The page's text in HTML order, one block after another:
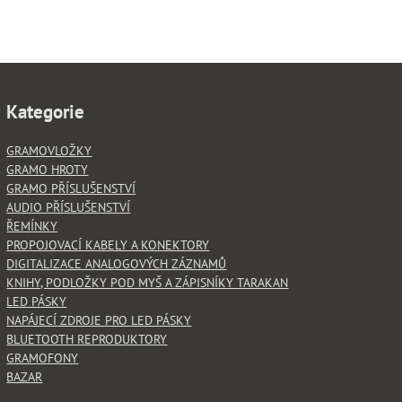
Kategorie
GRAMOVLOŽKY
GRAMO HROTY
GRAMO PŘÍSLUŠENSTVÍ
AUDIO PŘÍSLUŠENSTVÍ
ŘEMÍNKY
PROPOJOVACÍ KABELY A KONEKTORY
DIGITALIZACE ANALOGOVÝCH ZÁZNAMŮ
KNIHY, PODLOŽKY POD MYŠ A ZÁPISNÍKY TARAKAN
LED PÁSKY
NAPÁJECÍ ZDROJE PRO LED PÁSKY
BLUETOOTH REPRODUKTORY
GRAMOFONY
BAZAR